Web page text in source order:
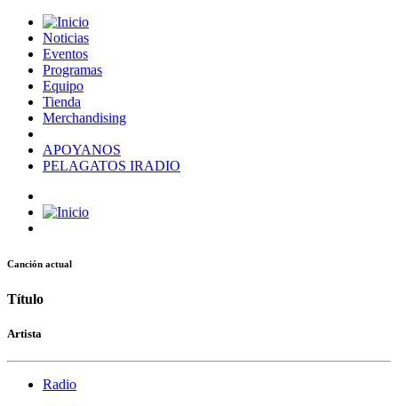
Noticias
Eventos
Programas
Equipo
Tienda
Merchandising
APOYANOS
PELAGATOS IRADIO
Canción actual
Título
Artista
Radio